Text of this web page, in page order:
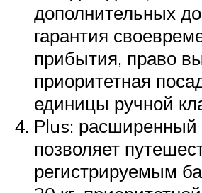
дополнительных
гарантия
прибытия, право
приоритетная
единицы ручной
Plus:
позволяет
регистрируемым